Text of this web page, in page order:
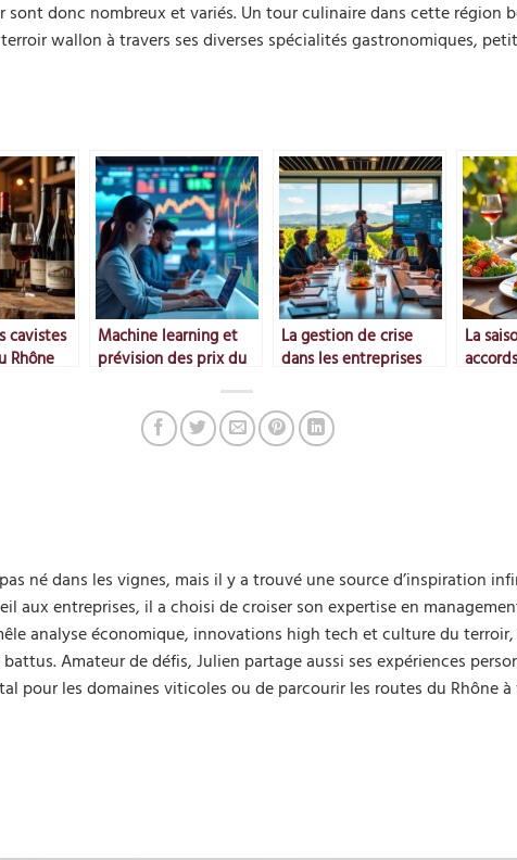
sont donc nombreux et variés. Un tour culinaire dans cette région
wallon à travers ses diverses spécialités gastronomiques,
cavistes
Rhône
Machine learning et
prévision des prix du
La gestion de crise
dans les entreprises
La
né dans les vignes, mais il y a trouvé une source d’inspiration
aux entreprises, il a choisi de croiser son expertise en
analyse économique, innovations high tech et culture du
Amateur de défis, Julien partage aussi ses expériences
pour les domaines viticoles ou de parcourir les routes du Rhône